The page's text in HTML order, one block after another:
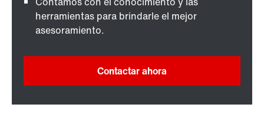
herramientas para brindarle el mejor
asesoramiento.
Contactar ahora